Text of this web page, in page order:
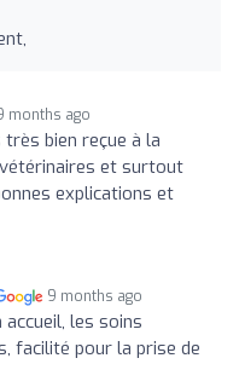
months ago
bien reçue à la
et surtout
explications et
9 months ago
accueil, les soins
facilité pour la prise de